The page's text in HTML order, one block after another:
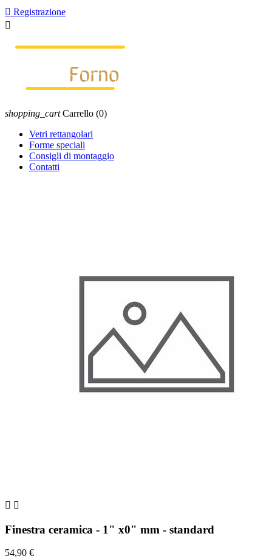
 Registrazione

shopping_cart Carrello (0)
Vetri rettangolari
Forme speciali
Consigli di montaggio
Contatti
 
Finestra ceramica - 1" x0" mm - standard
54,90 €